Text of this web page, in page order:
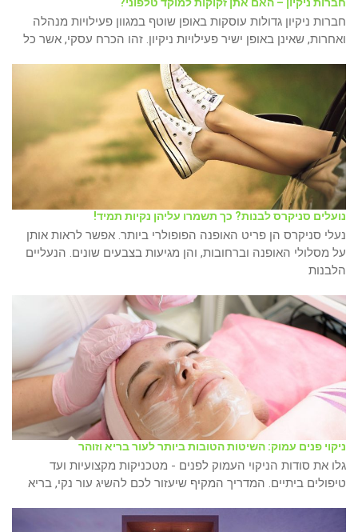
חברות ניקיון גדולות עוסקות באופן שוטף במגוון פעילויות מנהלה
ואחרות, שאינן באופן ישיר פעילויות ניקיון. זהו הכרח עסקי, אשר כל
נועלים סניקרס לבנות? כך תשמרו עליהן נקיות תמיד!
נעלי סניקרס הן פריט האופנה הפופולרי ביותר. אפשר לראות אותן
על מסלולי האופנה וברחובות, והן מגיעות בצבעים שונים. הנעליים
הלבנות
ניקוי פנים עמוק: השיטות הטובות ביותר לעור בריא וזוהר
גלו את סודות הניקוי העמוק לפנים - מטכניקות מקצועיות ועד
טיפולים ביתיים. המדריך המקיף שיעזור לכם להשיג עור נקי, בריא